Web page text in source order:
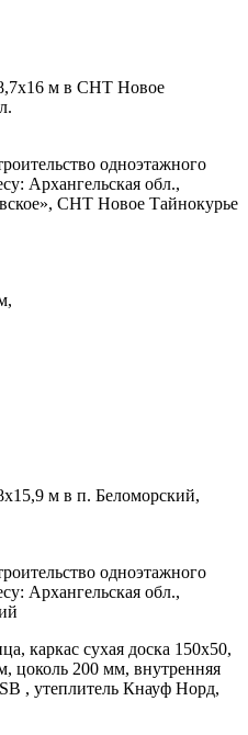
м в СНТ Новое
одноэтажного
Архангельская обл.,
СНТ Новое Тайнокурье
м в п. Беломорский,
одноэтажного
Архангельская обл.,
каркас сухая доска 150х50,
цоколь 200 мм, внутренняя
, утеплитель Кнауф Норд,